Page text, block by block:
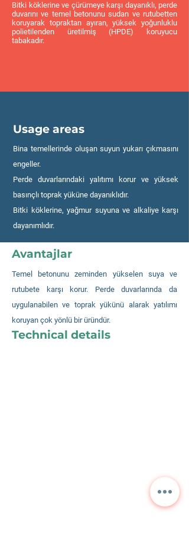
Bitki köklerine ve çürümeye karşı dayanıklı, perde
duvarını ve temel betonunu sudan ve rutubetten
koruyarak topraktan ayıran, yüksek yoğunluklu
polietilenden üretilmiş (HPDE) koruyucu
tabakadır.
Usage areas
Bina temellerinde oluşan suyun yukarı çıkmasını
engeller.
Perde duvarlarındaki yalıtımı korur ve yüksek
basınçlı toprak yüküne dayanıklıdır.
Bitki köklerine, yağmur suyuna ve alkaliye karşı
dayanımlıdır.
Avantajlar
Temel betonunu zeminden yükselen suya ve
rutubete karşı korur. Perde duvarlarında da
uygulanabilen ve toprak yükünü alarak yatılımı
koruyan çok yönlü bir üründür.
Technical details